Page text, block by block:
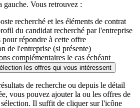
gauche. Vous retrouvez :
recherché et les éléments de contrat
du candidat recherché par l'entreprise
pour répondre à cette offre
de l'entreprise (si présente)
complémentaires le cas échéant
les offres qui vous intéressent
de recherche ou depuis le détail
vous pouvez ajouter la ou les offres de
Il suffit de cliquer sur l'icône